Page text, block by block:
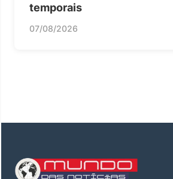
temporais
07/08/2026